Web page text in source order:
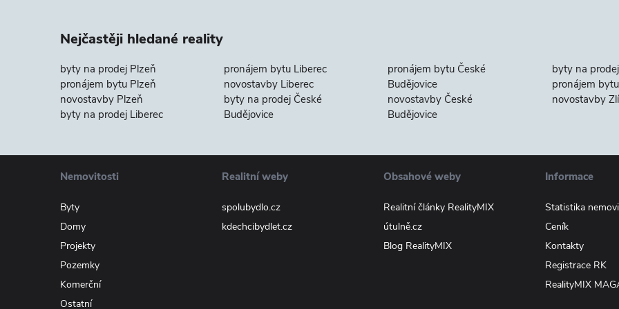
Nejčastěji hledané reality
byty na prodej Plzeň
pronájem bytu Plzeň
novostavby Plzeň
byty na prodej Liberec
pronájem bytu Liberec
novostavby Liberec
byty na prodej České
Budějovice
pronájem bytu České
Budějovice
novostavby České
Budějovice
byty na
pronájem
novostavby
Nemovitosti
Byty
Domy
Projekty
Pozemky
Komerční
Ostatní
Realitní weby
spolubydlo.cz
kdechcibydlet.cz
Obsahové weby
Realitní články RealityMIX
útulně.cz
Blog RealityMIX
Informace
Statistika
Ceník
Kontakty
Registrace RK
RealityMIX